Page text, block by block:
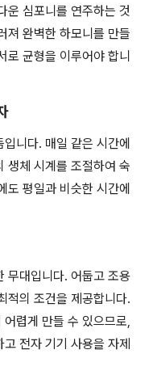
운 심포니를 연주하는 것
져 완벽한 하모니를 만들
로 균형을 이루어야 합니
니다. 매일 같은 시간에
생체 시계를 조절하여 숙
도 평일과 비슷한 시간에
무대입니다. 어둡고 조용
적의 조건을 제공합니다.
렵게 만들 수 있으므로,
전자 기기 사용을 자제